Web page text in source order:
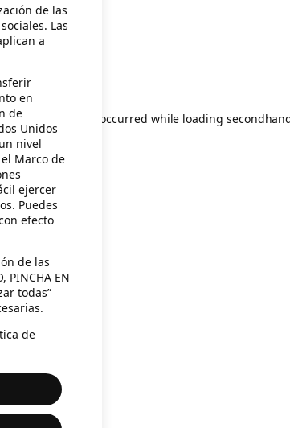
exception has occurred while loading
de las
Las
a
en
de
Unidos
nivel
Marco de
ejercer
Puedes
efecto
de las
PINCHA EN
todas”
de